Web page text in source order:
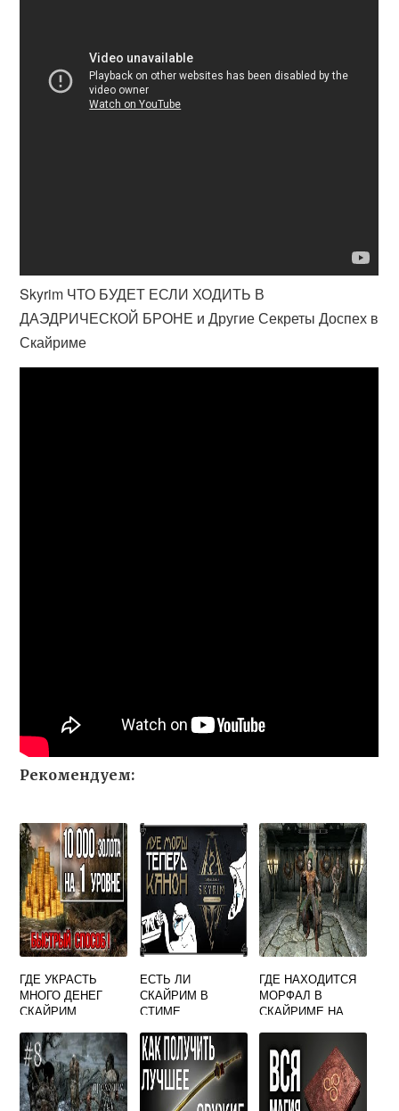
Skyrim ЧТО БУДЕТ ЕСЛИ ХОДИТЬ В
ДАЭДРИЧЕСКОЙ БРОНЕ и Другие Секреты Доспех в
Скайриме
Рекомендуем:
ГДЕ УКРАСТЬ
МНОГО ДЕНЕГ
СКАЙРИМ
ЕСТЬ ЛИ
СКАЙРИМ В
СТИМЕ
ГДЕ НАХОДИТСЯ
МОРФАЛ В
СКАЙРИМЕ НА